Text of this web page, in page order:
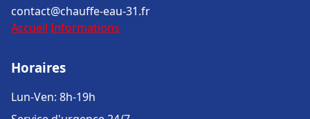
contact@chauffe-eau-31.fr
Accueil Informations
Horaires
Lun-Ven: 8h-19h